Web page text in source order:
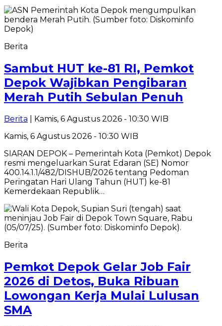
Berita
Sambut HUT ke-81 RI, Pemkot
Depok Wajibkan Pengibaran
Merah Putih Sebulan Penuh
Berita | Kamis, 6 Agustus 2026 - 10:30 WIB
Kamis, 6 Agustus 2026 - 10:30 WIB
SIARAN DEPOK – Pemerintah Kota (Pemkot) Depok
resmi mengeluarkan Surat Edaran (SE) Nomor
400.14.1.1/482/DISHUB/2026 tentang Pedoman
Peringatan Hari Ulang Tahun (HUT) ke-81
Kemerdekaan Republik…
Berita
Pemkot Depok Gelar Job Fair
2026 di Detos, Buka Ribuan
Lowongan Kerja Mulai Lulusan
SMA